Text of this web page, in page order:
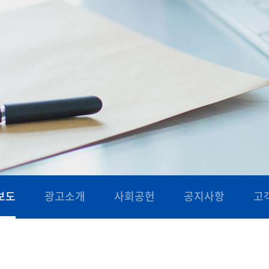
도 광고소개 사회공헌 공지사항 고